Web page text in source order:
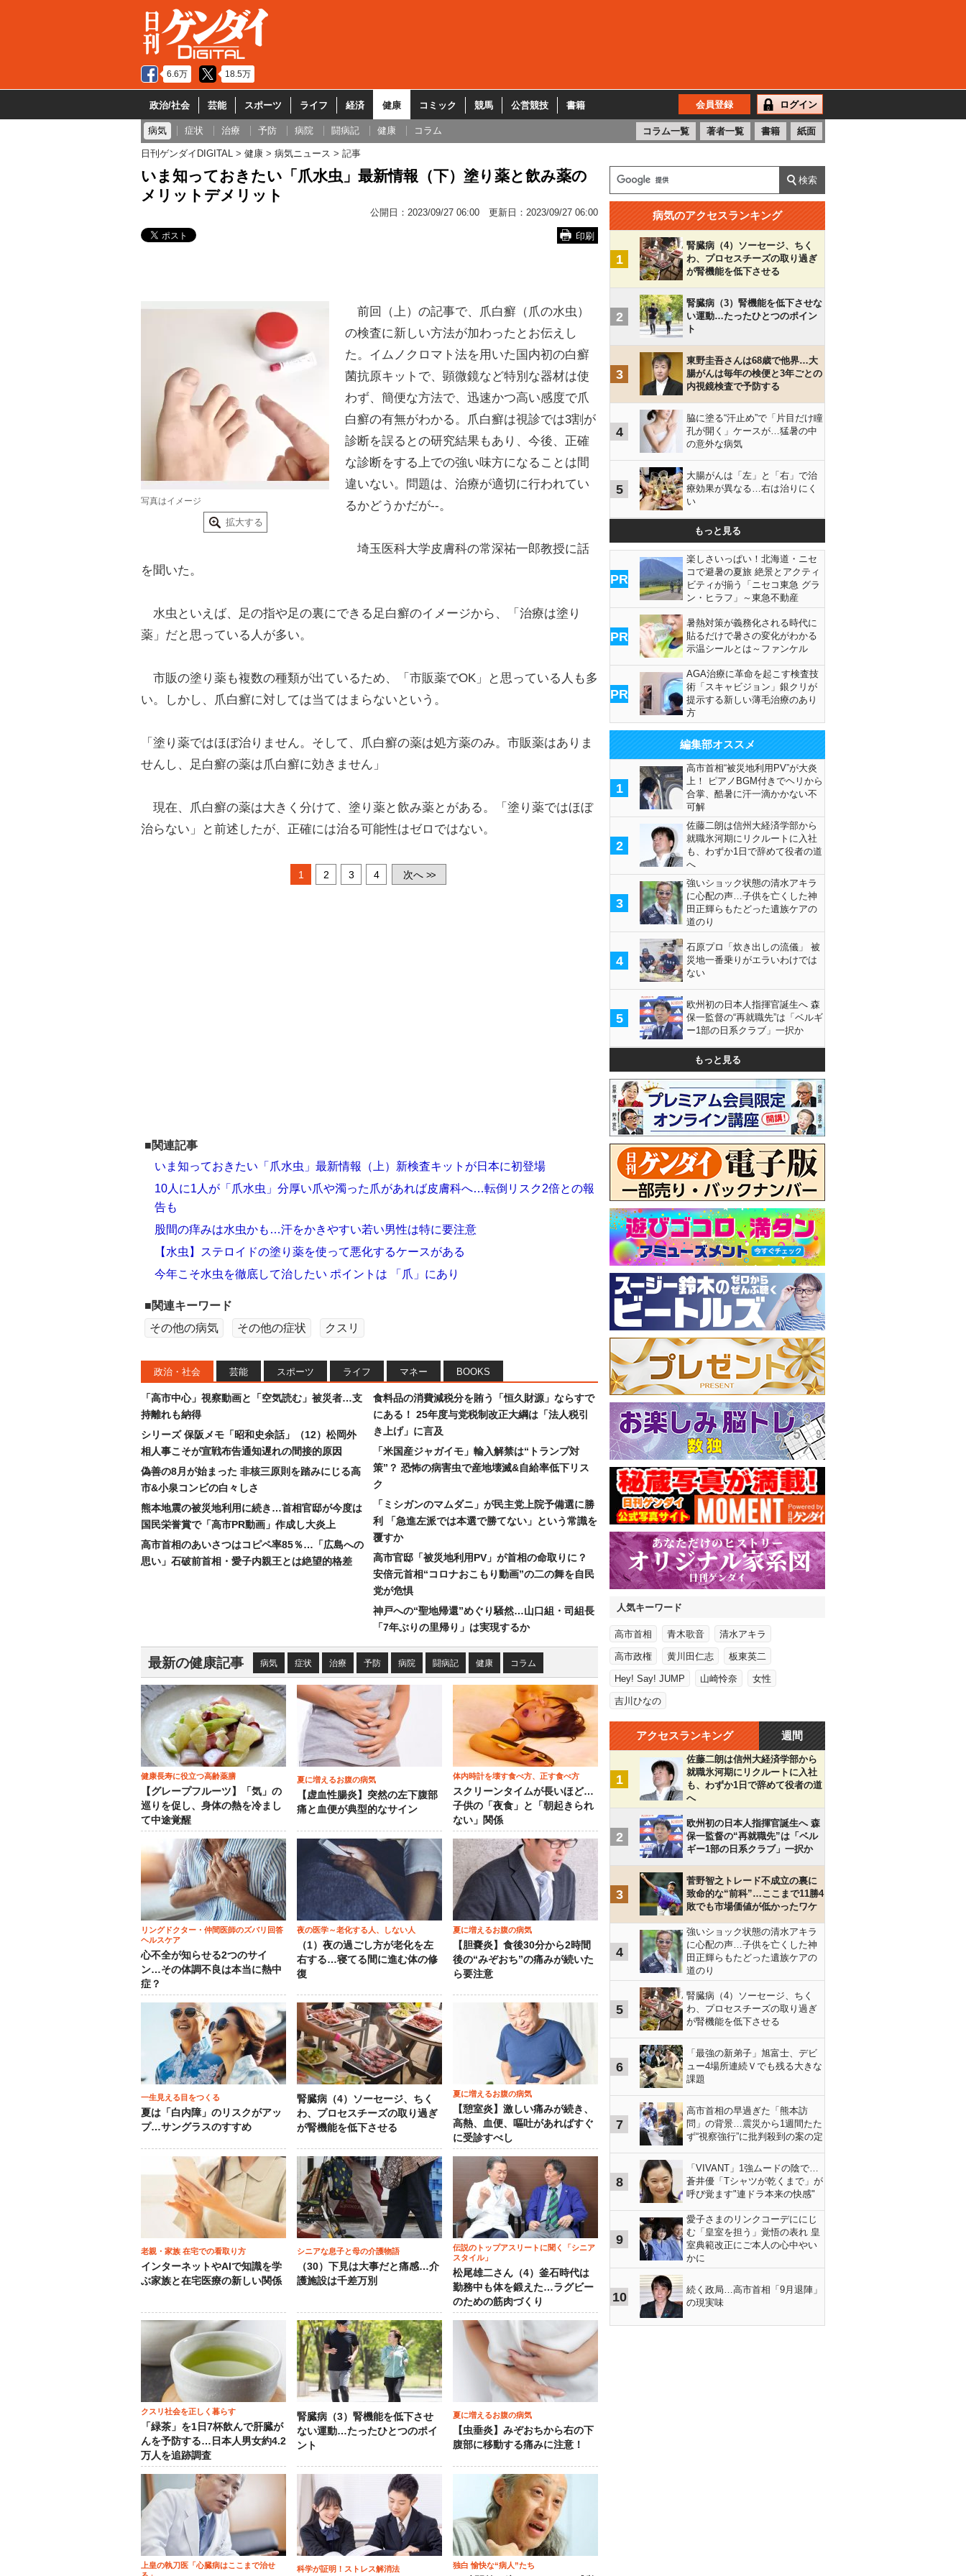
6.6万 18.5万
政治/社会 芸能 スポーツ ライフ 経済 健康 コミック 競馬 公営競技 書籍 会員登録 ログイン
病気 症状 治療 予防 病院 闘病記 健康 コラム コラム一覧 著者一覧 書籍 紙面
日刊ゲンダイDIGITAL 健康 病気ニュース 記事
いま知っておきたい「爪水虫」最新情報（下）塗り薬と飲み薬の
メリットデメリット
公開日： 2023/09/27 06:00 更新日： 2023/09/27 06:00
印刷
写真はイメージ
拡大する
前回（上）の記事で、爪白癬（爪の水虫）
の検査に新しい方法が加わったとお伝えし
た。イムノクロマト法を用いた国内初の白癬
菌抗原キットで、顕微鏡など特別な器材は使
わず、簡便な方法で、迅速かつ高い感度で爪
白癬の有無がわかる。爪白癬は視診では3割が
診断を誤るとの研究結果もあり、今後、正確
な診断をする上での強い味方になることは間
違いない。問題は、治療が適切に行われてい
るかどうかだが--。
埼玉医科大学皮膚科の常深祐一郎教授に話
を聞いた。
水虫といえば、足の指や足の裏にできる足白癬のイメージから、「治療は塗り
薬」だと思っている人が多い。
市販の塗り薬も複数の種類が出ているため、「市販薬でOK」と思っている人も多
い。しかし、爪白癬に対しては当てはまらないという。
「塗り薬ではほぼ治りません。そして、爪白癬の薬は処方薬のみ。市販薬はありま
せんし、足白癬の薬は爪白癬に効きません」
現在、爪白癬の薬は大きく分けて、塗り薬と飲み薬とがある。「塗り薬ではほぼ
治らない」と前述したが、正確には治る可能性はゼロではない。
1 2 3 4 次へ >>
■関連記事
いま知っておきたい「爪水虫」最新情報（上）新検査キットが日本に初登場
10人に1人が「爪水虫」分厚い爪や濁った爪があれば皮膚科へ…転倒リスク2倍との報
告も
股間の痒みは水虫かも…汗をかきやすい若い男性は特に要注意
【水虫】ステロイドの塗り薬を使って悪化するケースがある
今年こそ水虫を徹底して治したい ポイントは 「爪」にあり
■関連キーワード
その他の病気
その他の症状 クスリ
政治・社会 芸能 スポーツ ライフ マネー BOOKS
「高市中心」視察動画と「空気読む」被災者…支
持離れも納得
シリーズ 保阪メモ「昭和史余話」（12）松岡外
相人事こそが宣戦布告通知遅れの間接的原因
偽善の8月が始まった 非核三原則を踏みにじる高
市&小泉コンビの白々しさ
熊本地震の被災地利用に続き…首相官邸が今度は
国民栄誉賞で「高市PR動画」作成し大炎上
高市首相のあいさつはコピペ率85％…「広島への
思い」石破前首相・愛子内親王とは絶望的格差
食料品の消費減税分を賄う「恒久財源」ならすで
にある！ 25年度与党税制改正大綱は「法人税引
き上げ」に言及
「米国産ジャガイモ」輸入解禁は“トランプ対
策”？ 恐怖の病害虫で産地壊滅&自給率低下リス
ク
「ミシガンのマムダニ」が民主党上院予備選に勝
利 「急進左派では本選で勝てない」という常識を
覆すか
高市官邸「被災地利用PV」が首相の命取りに？
安倍元首相“コロナおこもり動画”の二の舞を自民
党が危惧
神戸への“聖地帰還”めぐり騒然…山口組・司組長
「7年ぶりの里帰り」は実現するか
最新の健康記事 病気 症状 治療 予防 病院 闘病記 健康 コラム
健康長寿に役立つ高齢薬膳
【グレープフルーツ】「気」の
巡りを促し、身体の熱を冷まし
て中途覚醒
夏に増えるお腹の病気
【虚血性腸炎】突然の左下腹部
痛と血便が典型的なサイン
体内時計を壊す食べ方、正す食べ方
スクリーンタイムが長いほど…
子供の「夜食」と「朝起きられ
ない」関係
リングドクター・仲間医師のズバリ回答
ヘルスケア
心不全が知らせる2つのサイ
ン…その体調不良は本当に熱中
症？
夜の医学～老化する人、しない人
（1）夜の過ごし方が老化を左
右する…寝てる間に進む体の修
復
夏に増えるお腹の病気
【胆嚢炎】食後30分から2時間
後の“みぞおち”の痛みが続いた
ら要注意
一生見える目をつくる
夏は「白内障」のリスクがアッ
プ…サングラスのすすめ
腎臓病（4）ソーセージ、ちく
わ、プロセスチーズの取り過ぎ
が腎機能を低下させる
夏に増えるお腹の病気
【憩室炎】激しい痛みが続き、
高熱、血便、嘔吐があればすぐ
に受診すべし
老親・家族 在宅での看取り方
インターネットやAIで知識を学
ぶ家族と在宅医療の新しい関係
シニアな息子と母の介護物語
（30）下見は大事だと痛感…介
護施設は千差万別
伝説のトップアスリートに聞く「シニア
スタイル」
松尾雄二さん（4）釜石時代は
勤務中も体を鍛えた…ラグビー
のための筋肉づくり
クスリ社会を正しく暮らす
「緑茶」を1日7杯飲んで肝臓が
んを予防する…日本人男女約4.2
万人を追跡調査
腎臓病（3）腎機能を低下させ
ない運動…たったひとつのポイ
ント
夏に増えるお腹の病気
【虫垂炎】みぞおちから右の下
腹部に移動する痛みに注意！
上皇の執刀医「心臓病はここまで治せ
科学が証明！ストレス解消法 独白 愉快な“病人”たち
病気のアクセスランキング
1
腎臓病（4）ソーセージ、ちく
わ、プロセスチーズの取り過ぎ
が腎機能を低下させる
2
腎臓病（3）腎機能を低下させな
い運動…たったひとつのポイン
ト
3
東野圭吾さんは68歳で他界…大
腸がんは毎年の検便と3年ごとの
内視鏡検査で予防する
4
脇に塗る“汗止め”で「片目だけ瞳
孔が開く」ケースが…猛暑の中
の意外な病気
5
大腸がんは「左」と「右」で治
療効果が異なる…右は治りにく
い
もっと見る
PR
楽しさいっぱい！北海道・ニセ
コで避暑の夏旅 絶景とアクティ
ビティが揃う「ニセコ東急 グラ
ン・ヒラフ」～東急不動産
PR
暑熱対策が義務化される時代に
貼るだけで暑さの変化がわかる
示温シールとは～ファンケル
PR
AGA治療に革命を起こす検査技
術「スキャビジョン」銀クリが
提示する新しい薄毛治療のあり
方
編集部オススメ
1
高市首相“被災地利用PV”が大炎
上！ ピアノBGM付きでヘリから
合掌、酷暑に汗一滴かかない不
可解
2
佐藤二朗は信州大経済学部から
就職氷河期にリクルートに入社
も、わずか1日で辞めて役者の道
へ
3
強いショック状態の清水アキラ
に心配の声…子供を亡くした神
田正輝らもたどった遺族ケアの
道のり
4
石原プロ「炊き出しの流儀」 被
災地一番乗りがエラいわけでは
ない
5
欧州初の日本人指揮官誕生へ 森
保一監督の“再就職先”は「ベルギ
ー1部の日系クラブ」一択か
もっと見る
人気キーワード
高市首相 青木歌音 清水アキラ
高市政権 黄川田仁志 板東英二
Hey! Say! JUMP 山崎怜奈 女性
吉川ひなの
アクセスランキング 週間
1
佐藤二朗は信州大経済学部から
就職氷河期にリクルートに入社
も、わずか1日で辞めて役者の道
へ
2
欧州初の日本人指揮官誕生へ 森
保一監督の“再就職先”は「ベル
ギー1部の日系クラブ」一択か
3
菅野智之トレード不成立の裏に
致命的な“前科”…ここまで11勝4
敗でも市場価値が低かったワケ
4
強いショック状態の清水アキラ
に心配の声…子供を亡くした神
田正輝らもたどった遺族ケアの
道のり
5
腎臓病（4）ソーセージ、ちく
わ、プロセスチーズの取り過ぎ
が腎機能を低下させる
6
「最強の新弟子」旭富士、デビ
ュー4場所連続Ｖでも残る大きな
課題
7
高市首相の早過ぎた「熊本訪
問」の背景…震災から1週間たた
ず“視察強行”に批判殺到の案の定
8
「VIVANT」1強ムードの陰で…
蒼井優「Tシャツが乾くまで」が
呼び覚ます"連ドラ本来の快感"
9
愛子さまのリンクコーデににじ
む「皇室を担う」覚悟の表れ 皇
室典範改正にご本人の心中やい
かに
10
続く政局…高市首相「9月退陣」
の現実味